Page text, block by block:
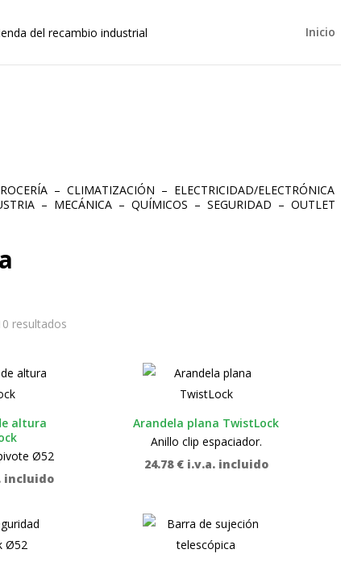
Inicio
–CLIMATIZACIÓN – ELECTRICIDAD/ELECTRÓNICA
– MECÁNICA –QUÍMICOS –SEGURIDAD –OUTLET
resultados
altura
Ø52
incluido
Arandela plana TwistLock
Anillo clip espaciador.
24.78 € i.v.a. incluido